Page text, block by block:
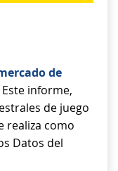
de
Este informe,
de juego
realiza como
Datos del